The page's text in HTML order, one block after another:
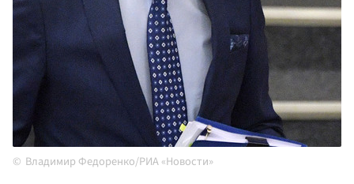
Владимир Федоренко/РИА «Новости»